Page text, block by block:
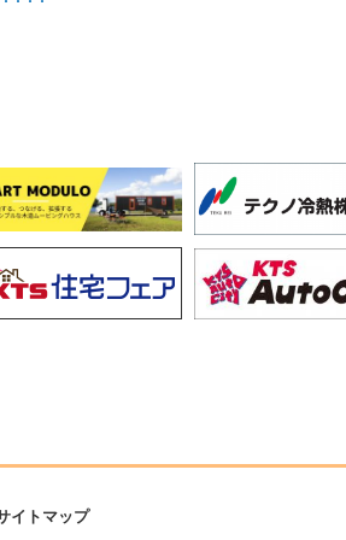
イトマップ